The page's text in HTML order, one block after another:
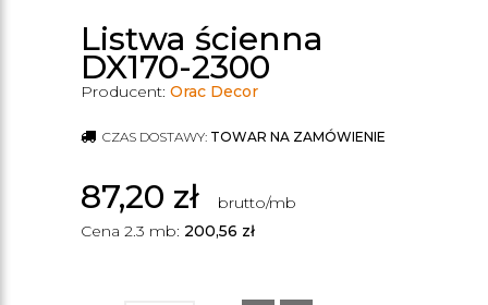
Listwa ścienna
DX170-2300
Producent: Orac Decor
CZAS DOSTAWY: TOWAR NA ZAMÓWIENIE
87,20 zł
brutto/mb
Cena 2.3 mb: 200,56 zł